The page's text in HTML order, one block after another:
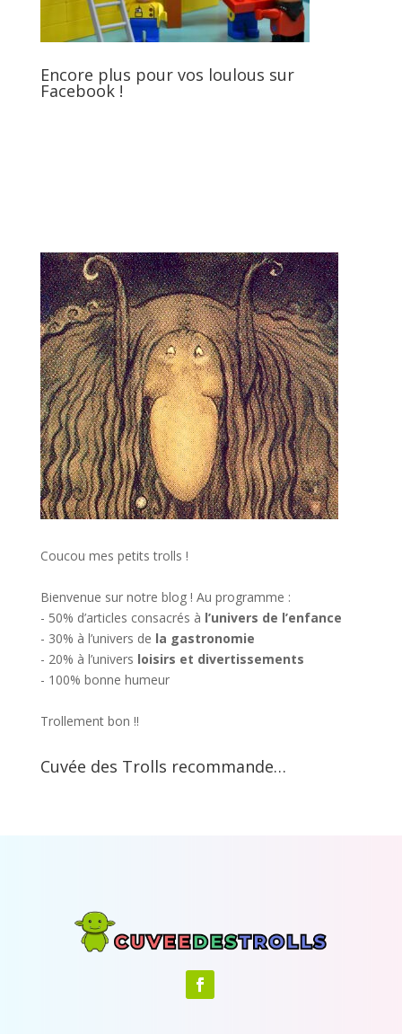
Encore plus pour vos loulous sur
Facebook !
Coucou mes petits trolls !
Bienvenue sur notre blog ! Au programme :
- 50% d’articles consacrés à l’univers de l’enfance
- 30% à l’univers de la gastronomie
- 20% à l’univers loisirs et divertissements
- 100% bonne humeur
Trollement bon !!
Cuvée des Trolls recommande…